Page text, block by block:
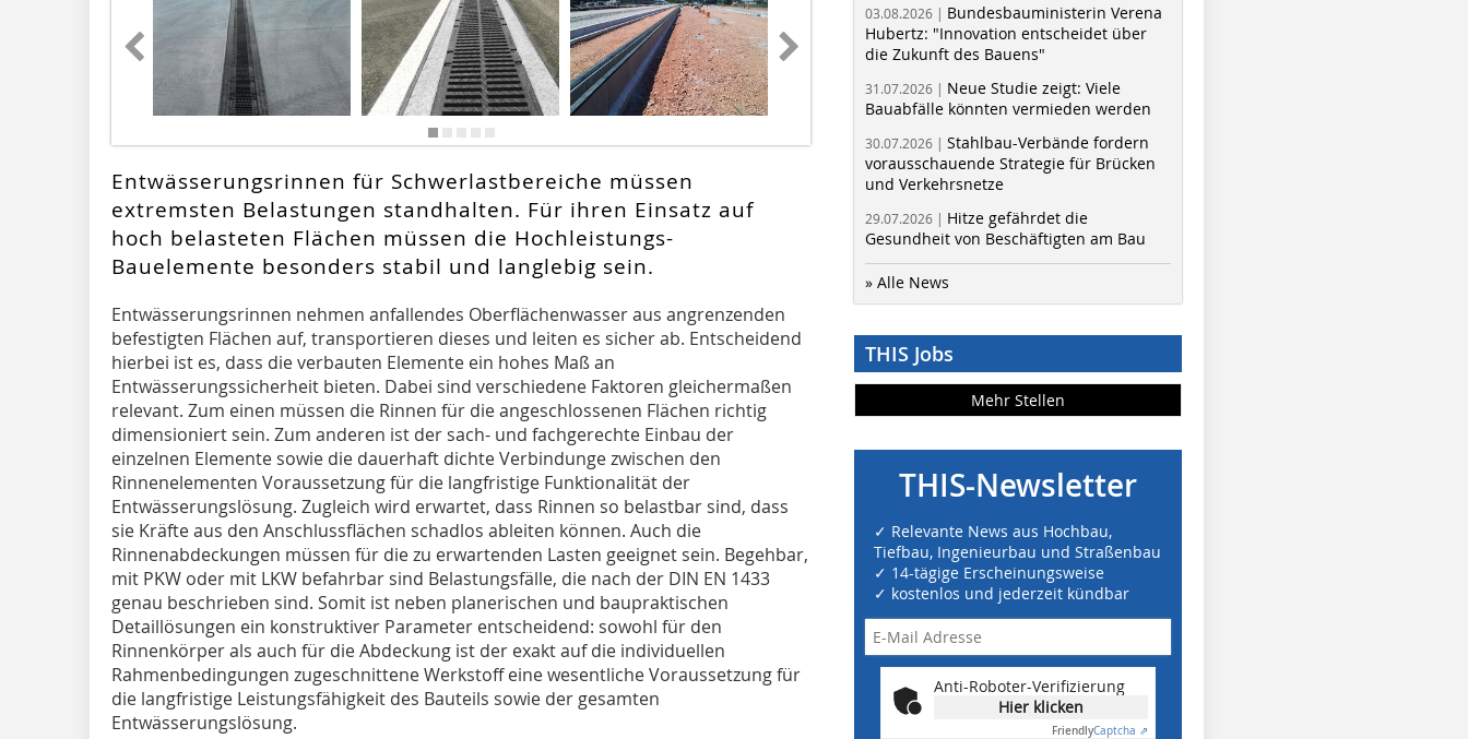
Entwässerungsrinnen für Schwerlastbereiche müssen
extremsten Belastungen standhalten. Für ihren Einsatz auf
hoch belasteten Flächen müssen die Hochleistungs-
Bauelemente besonders stabil und langlebig sein.
Entwässerungsrinnen nehmen anfallendes Oberflächenwasser aus angrenzenden
befestigten Flächen auf, transportieren dieses und leiten es sicher ab. Entscheidend
hierbei ist es, dass die verbauten Elemente ein hohes Maß an
Entwässerungssicherheit bieten. Dabei sind verschiedene Faktoren gleichermaßen
relevant. Zum einen müssen die Rinnen für die angeschlossenen Flächen richtig
dimensioniert sein. Zum anderen ist der sach- und fachgerechte Einbau der
einzelnen Elemente sowie die dauerhaft dichte Verbindunge zwischen den
Rinnenelementen Voraussetzung für die langfristige Funktionalität der
Entwässerungslösung. Zugleich wird erwartet, dass Rinnen so belastbar sind, dass
sie Kräfte aus den Anschlussflächen schadlos ableiten können. Auch die
Rinnenabdeckungen müssen für die zu erwartenden Lasten geeignet sein. Begehbar,
mit PKW oder mit LKW befahrbar sind Belastungsfälle, die nach der DIN EN 1433
genau beschrieben sind. Somit ist neben planerischen und baupraktischen
Detaillösungen ein konstruktiver Parameter entscheidend: sowohl für den
Rinnenkörper als auch für die Abdeckung ist der exakt auf die individuellen
Rahmenbedingungen zugeschnittene Werkstoff eine wesentliche Voraussetzung für
die langfristige Leistungsfähigkeit des Bauteils sowie der gesamten
Entwässerungslösung.
03.08.2026 | Bundesbauministerin Verena
Hubertz: "Innovation entscheidet über
die Zukunft des Bauens"
31.07.2026 | Neue Studie zeigt: Viele
Bauabfälle könnten vermieden werden
30.07.2026 | Stahlbau-Verbände fordern
vorausschauende Strategie für Brücken
und Verkehrsnetze
29.07.2026 | Hitze gefährdet die
Gesundheit von Beschäftigten am Bau
» Alle News
THIS Jobs
Mehr Stellen
THIS-Newsletter
✓ Relevante News aus Hochbau,
Tiefbau, Ingenieurbau und Straßenbau
✓ 14-tägige Erscheinungsweise
✓ kostenlos und jederzeit kündbar
Anti-Roboter-Verifizierung
Hier klicken
FriendlyCaptcha ⇗